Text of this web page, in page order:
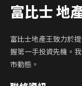
富比士 地
富比士地產王致力於
握第一手投資先機。
市動態。